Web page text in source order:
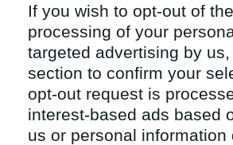
If you wish to opt-out of
processing of your
targeted advertising by
section to confirm your
opt-out request is
interest-based ads based
us or personal
Antal inlägg:
1573
Vad vill du ge till konstapeln som
Skjut inte budbäraren